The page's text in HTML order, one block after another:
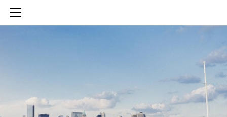
SERVICES
知財活動のROICへの貢献
生成AIを活用した知財戦略の策定方法